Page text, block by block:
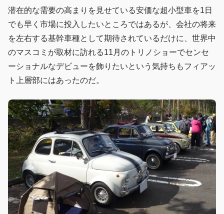
潜在的な需要の高まりを見せている安価な超小型車を1日
でも早く市場に投入したいところではあるが、会社の将来
を左右する基幹車種として期待されているだけに、世界中
のマスコミが取材に訪れる11月のトリノショーでセンセ
ーショナルなデビューを飾りたいという気持ちもフィアッ
ト上層部にはあったのだ。